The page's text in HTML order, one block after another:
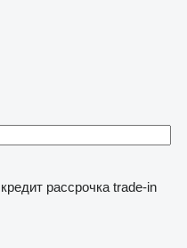
кредит рассрочка trade-in